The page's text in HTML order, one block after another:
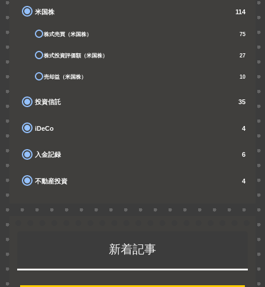
米国株 114
株式売買（米国株） 75
株式投資評価額（米国株） 27
売却益（米国株） 10
投資信託 35
iDeCo 4
入金記録 6
不動産投資 4
新着記事